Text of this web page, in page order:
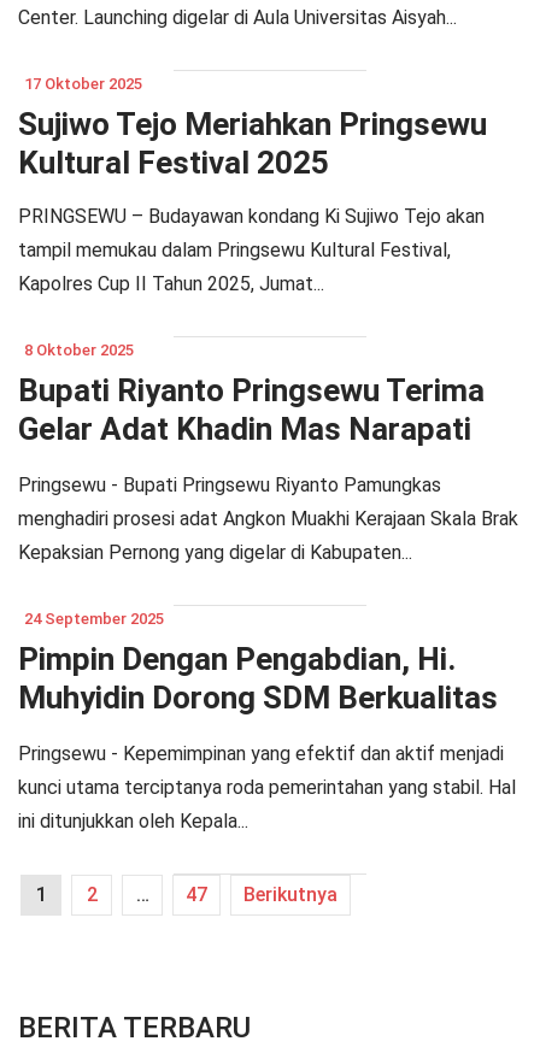
Center. Launching digelar di Aula Universitas Aisyah...
17 Oktober 2025
Sujiwo Tejo Meriahkan Pringsewu
Kultural Festival 2025
PRINGSEWU – Budayawan kondang Ki Sujiwo Tejo akan
tampil memukau dalam Pringsewu Kultural Festival,
Kapolres Cup II Tahun 2025, Jumat...
8 Oktober 2025
Bupati Riyanto Pringsewu Terima
Gelar Adat Khadin Mas Narapati
Jaya Pamungkas
Pringsewu - Bupati Pringsewu Riyanto Pamungkas
menghadiri prosesi adat Angkon Muakhi Kerajaan Skala Brak
Kepaksian Pernong yang digelar di Kabupaten...
24 September 2025
Pimpin Dengan Pengabdian, Hi.
Muhyidin Dorong SDM Berkualitas
di Pekon Tanjung Anom
Pringsewu - Kepemimpinan yang efektif dan aktif menjadi
kunci utama terciptanya roda pemerintahan yang stabil. Hal
ini ditunjukkan oleh Kepala...
1 2 … 47 Berikutnya
BERITA TERBARU